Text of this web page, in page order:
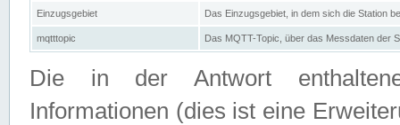
Einzugsgebiet Das Einzugsgebiet, in dem sich die Station
mqtttopic Das MQTT-Topic, über das Messdaten der
Die in der Antwort
Informationen (dies ist eine